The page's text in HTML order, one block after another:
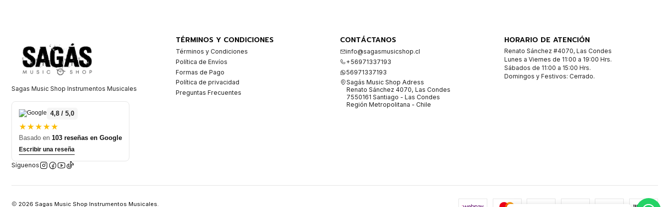
Sagas Music Shop Instrumentos Musicales
4,8 / 5,0
★★★★★
Basado en 103 reseñas en Google
Escribir una reseña
Síguenos
TÉRMINOS Y CONDICIONES
Términos y Condiciones
Política de Envíos
Formas de Pago
Política de privacidad
Preguntas Frecuentes
CONTÁCTANOS
info@sagasmusicshop.cl
+56971337193
56971337193
Sagás Music Shop Adress
Renato Sánchez 4070, Las Condes
7550161 Santiago - Las Condes
Región Metropolitana - Chile
HORARIO DE ATENCIÓN
Renato Sánchez #4070, Las Condes
Lunes a Viernes de 11:00 a 19:00 Hrs.
Sábados de 11:00 a 15:00 Hrs.
Domingos y Festivos: Cerrado.
2026 Sagas Music Shop Instrumentos Musicales.